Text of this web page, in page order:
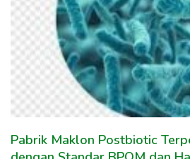
Pabrik Maklon Postbiotic